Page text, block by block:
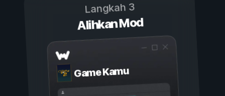
Langkah 3
Alihkan Mod
Game Kamu